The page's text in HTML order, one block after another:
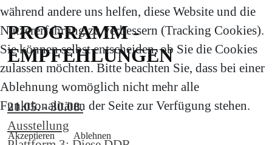
PROGRAMM -
EMPFEHLUNGEN
21.05. - 30.08.
Ausstellung
während andere uns helfen, diese Website und die
Nutzererfahrung zu verbessern (Tracking Cookies).
Sie können selbst entscheiden, ob Sie die Cookies
zulassen möchten. Bitte beachten Sie, dass bei einer
Ablehnung womöglich nicht mehr alle
Funktionalitäten der Seite zur Verfügung stehen.
Akzeptieren Ablehnen